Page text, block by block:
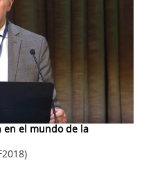
en el mundo de la